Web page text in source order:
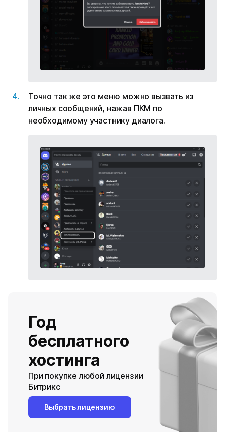
Точно так же это меню можно вызвать из
личных сообщений, нажав ПКМ по
необходимому участнику диалога.
Год
бесплатного
хостинга
При покупке любой лицензии
Битрикс
Выбрать лицензию